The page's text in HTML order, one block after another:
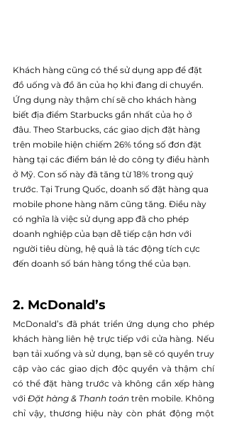
Khách hàng cũng có thể sử dụng app để đặt
đồ uống và đồ ăn của họ khi đang di chuyển.
Ứng dụng này thậm chí sẽ cho khách hàng
biết địa điểm Starbucks gần nhất của họ ở
đâu. Theo Starbucks, các giao dịch đặt hàng
trên mobile hiện chiếm 26% tổng số đơn đặt
hàng tại các điểm bán lẻ do công ty điều hành
ở Mỹ. Con số này đã tăng từ 18% trong quý
trước. Tại Trung Quốc, doanh số đặt hàng qua
mobile phone hàng năm cũng tăng. Điều này
có nghĩa là việc sử dụng app đã cho phép
doanh nghiệp của bạn dễ tiếp cận hơn với
người tiêu dùng, hệ quả là tác động tích cực
đến doanh số bán hàng tổng thể của bạn.
2. McDonald’s
McDonald’s đã phát triển ứng dụng cho phép
khách hàng liên hệ trực tiếp với cửa hàng. Nếu
bạn tải xuống và sử dụng, bạn sẽ có quyền truy
cập vào các giao dịch độc quyền và thậm chí
có thể đặt hàng trước và không cần xếp hàng
với Đặt hàng & Thanh toán trên mobile. Không
chỉ vậy, thương hiệu này còn phát động một